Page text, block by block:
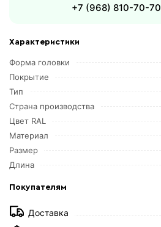
Характеристики
Форма головки
Покрытие
Тип
Страна производства
Цвет RAL
Материал
Размер
Длина
Покупателям
Доставка
+7 (968) 810-70-70